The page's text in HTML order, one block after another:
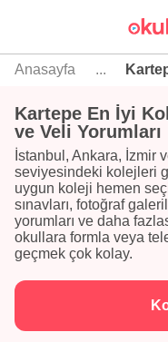
Anasayfa ...
Kartepe En İyi
ve Veli Yorumları
İstanbul, Ankara, İzmir
seviyesindeki kolejleri
uygun koleji hemen
sınavları, fotoğraf
yorumları ve daha
okullara formla veya
geçmek çok kolay.